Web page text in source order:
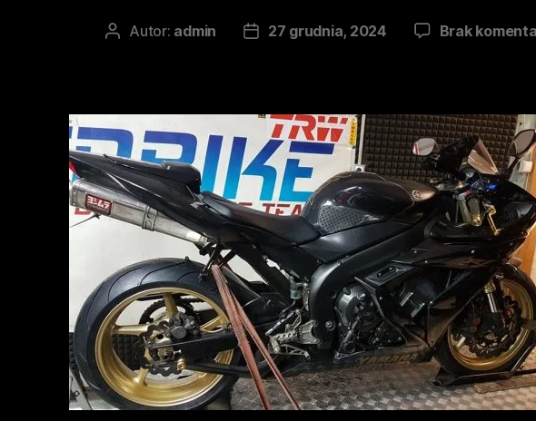
Autor: admin 27 grudnia, 2024 Brak